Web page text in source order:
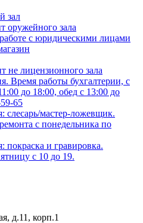
зал
оружейного зала
с юридическими лицами
не лицензионного зала
Время работы бухгалтерии, с
до 18:00, обед с 13:00 до
65
слесарь/мастер-ложевщик.
с понедельника по
покраска и гравировка.
с 10 до 19.
д.11, корп.1